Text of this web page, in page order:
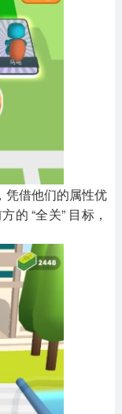
凭借他们的属性优
的 “全关” 目标，